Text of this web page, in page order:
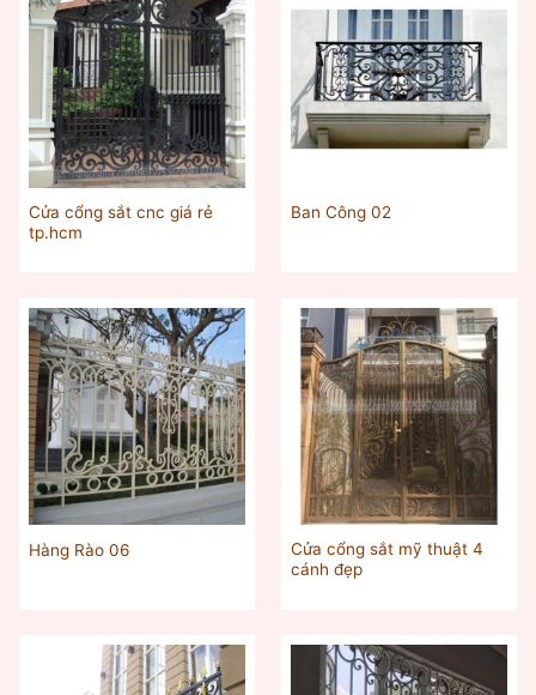
Cửa cổng sắt cnc giá rẻ
tp.hcm
Ban Công 02
Hàng Rào 06
Cửa cổng sắt mỹ thuật 4
cánh đẹp